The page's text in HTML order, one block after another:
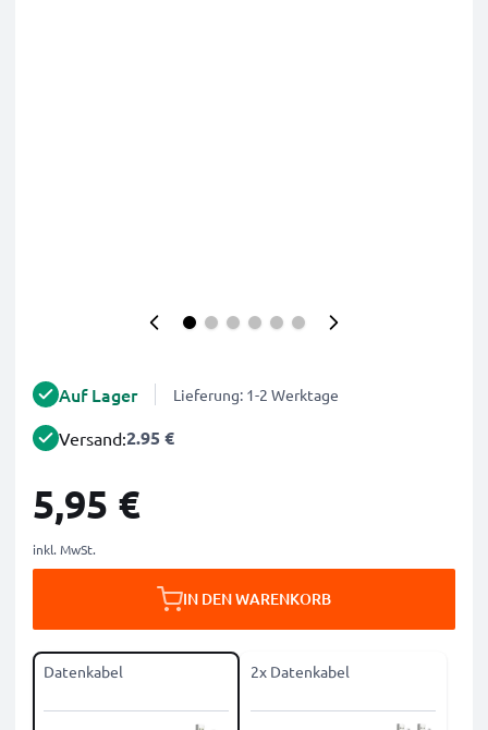
Auf Lager Lieferung: 1-2 Werktage
Versand:2.95 €
5,95 €
inkl. MwSt.
IN DEN WARENKORB
Datenkabel 2x Datenkabel